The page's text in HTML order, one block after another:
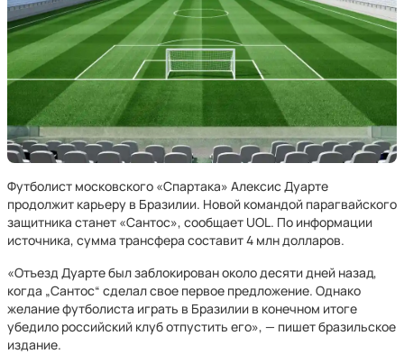
Футболист московского «Спартака» Алексис Дуарте
продолжит карьеру в Бразилии. Новой командой парагвайского
защитника станет «Сантос», сообщает UOL. По информации
источника, сумма трансфера составит 4 млн долларов.
«Отъезд Дуарте был заблокирован около десяти дней назад,
когда „Сантос“ сделал свое первое предложение. Однако
желание футболиста играть в Бразилии в конечном итоге
убедило российский клуб отпустить его», — пишет бразильское
издание.